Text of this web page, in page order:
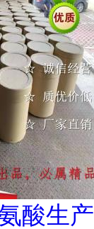
酸生产